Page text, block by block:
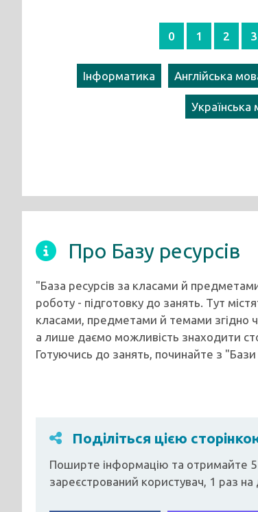
0 1 2 3
Інформатика Англійська
Українська
Про Базу ресурсів
"База ресурсів за класами й
роботу - підготовку до занять. Тут
класами, предметами й темами згідно
а лише даємо можливість знаходити
Готуючись до занять, починайте з
Поділіться цією
Поширте інформацію та отримайте 5
зареєстрований користувач, 1 раз на